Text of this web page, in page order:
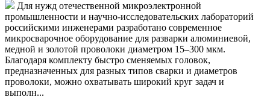
Для нужд отечественной микроэлектронной
промышленности и научно-исследовательских лабораторий
российскими инженерами разработано современное
микросварочное оборудование для разварки алюминиевой,
медной и золотой проволоки диаметром 15–300 мкм.
Благодаря комплекту быстро сменяемых головок,
предназначенных для разных типов сварки и диаметров
проволоки, можно охватывать широкий круг задач и
выполн...